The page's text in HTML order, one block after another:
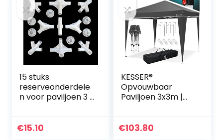
15 stuks
reserveonderdele
n voor paviljoen 3 x
mm
€15.10
KESSER®
Opvouwbaar
Paviljoen 3x3m |
Stabiel Waterdicht
€103.80